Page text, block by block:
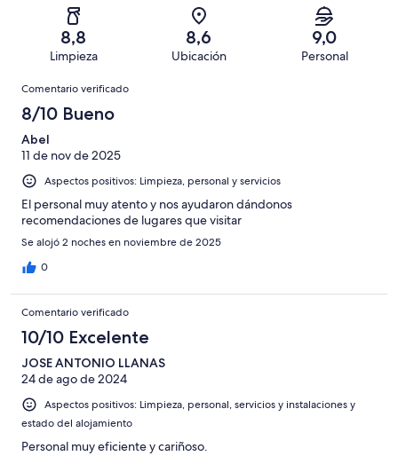
puntuación
puntuación
puntuación
Normal
una
puntuación
Mediocre
65
una
puntuación
de
Horrible
8,8
Limpieza
8,6
Ubicación
9,0
Personal
Comentarios
Comentario verificado
8/10 Bueno
Abel
11 de nov de 2025
Aspectos positivos: Limpieza, personal y servicios
El personal muy atento y nos ayudaron dándonos
recomendaciones de lugares que visitar
Se alojó 2 noches en noviembre de 2025
0
Comentario verificado
10/10 Excelente
JOSE ANTONIO LLANAS
24 de ago de 2024
Aspectos positivos: Limpieza, personal, servicios y instalaciones y
estado del alojamiento
Personal muy eficiente y cariñoso.